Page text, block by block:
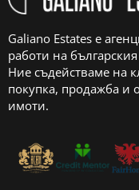
Galiano Estates е
работи на
Ние съдействаме на
покупка, продажба и
имоти.